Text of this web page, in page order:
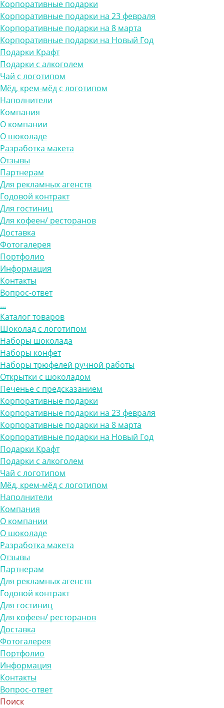
Корпоративные подарки
Корпоративные подарки на 23 февраля
Корпоративные подарки на 8 марта
Корпоративные подарки на Новый Год
Подарки Крафт
Подарки с алкоголем
Чай с логотипом
Мёд, крем-мёд с логотипом
Наполнители
Компания
О компании
О шоколаде
Разработка макета
Отзывы
Партнерам
Для рекламных агенств
Годовой контракт
Для гостиниц
Для кофеен/ ресторанов
Доставка
Фотогалерея
Портфолио
Информация
Контакты
Вопрос-ответ
...
Каталог товаров
Шоколад с логотипом
Наборы шоколада
Наборы конфет
Наборы трюфелей ручной работы
Открытки с шоколадом
Печенье с предсказанием
Корпоративные подарки
Корпоративные подарки на 23 февраля
Корпоративные подарки на 8 марта
Корпоративные подарки на Новый Год
Подарки Крафт
Подарки с алкоголем
Чай с логотипом
Мёд, крем-мёд с логотипом
Наполнители
Компания
О компании
О шоколаде
Разработка макета
Отзывы
Партнерам
Для рекламных агенств
Годовой контракт
Для гостиниц
Для кофеен/ ресторанов
Доставка
Фотогалерея
Портфолио
Информация
Контакты
Вопрос-ответ
Поиск